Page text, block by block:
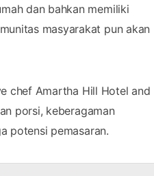
dan bahkan memiliki
masyarakat pun akan
chef Amartha Hill Hotel and
porsi, keberagaman
potensi pemasaran.